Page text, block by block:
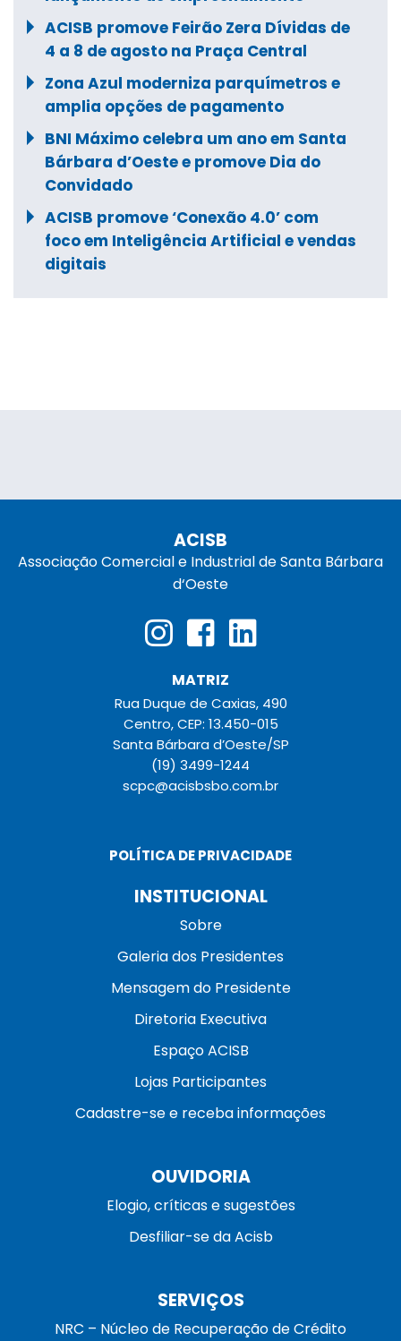
ACISB promove Feirão Zera Dívidas de
4 a 8 de agosto na Praça Central
Zona Azul moderniza parquímetros e
amplia opções de pagamento
BNI Máximo celebra um ano em Santa
Bárbara d’Oeste e promove Dia do
Convidado
ACISB promove ‘Conexão 4.0’ com
foco em Inteligência Artificial e vendas
digitais
ACISB
Associação Comercial e Industrial de Santa Bárbara
d‘Oeste
MATRIZ
Rua Duque de Caxias, 490
Centro, CEP: 13.450-015
Santa Bárbara d’Oeste/SP
(19) 3499-1244
scpc@acisbsbo.com.br
POLÍTICA DE PRIVACIDADE
INSTITUCIONAL
Sobre
Galeria dos Presidentes
Mensagem do Presidente
Diretoria Executiva
Espaço ACISB
Lojas Participantes
Cadastre-se e receba informações
OUVIDORIA
Elogio, críticas e sugestões
Desfiliar-se da Acisb
SERVIÇOS
NRC – Núcleo de Recuperação de Crédito